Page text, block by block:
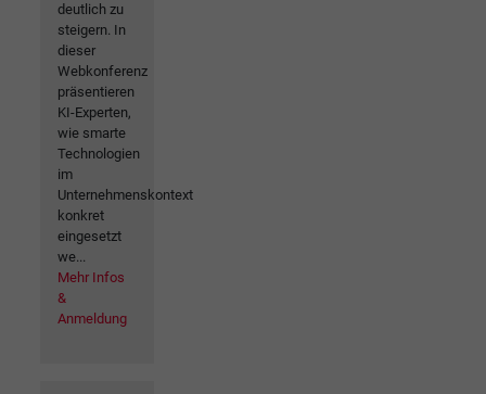
deutlich zu
steigern. In
dieser
Webkonferenz
präsentieren
KI-Experten,
wie smarte
Technologien
im
Unternehmenskontext
konkret
eingesetzt
we...
Mehr Infos
&
Anmeldung